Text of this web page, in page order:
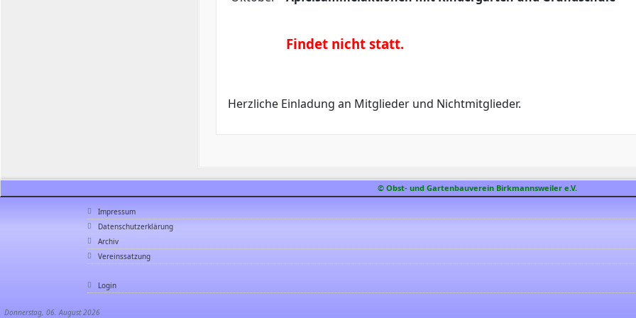
© Obst- und Gartenbauverein Birkmannsweiler e.V.
Impressum
Datenschutzerklärung
Archiv
Vereinssatzung
Login
Donnerstag, 06. August 2026
Findet nicht statt.
Herzliche Einladung an Mitglieder und Nichtmitglieder.